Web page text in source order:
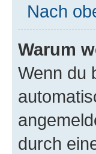
Nach
Warum
Wenn du
durch